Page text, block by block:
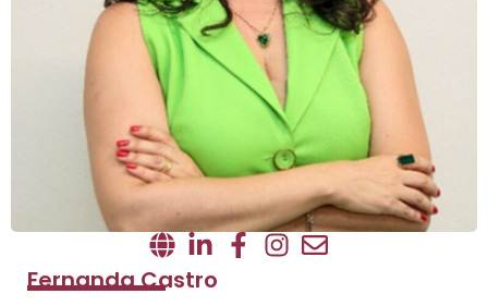
Fernanda Castro